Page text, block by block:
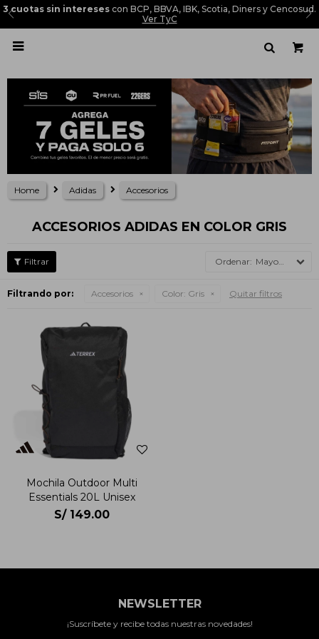
3 cuotas sin intereses con BCP, BBVA, IBK, Scotia, Diners y Cencosud.
Ver TyC

Home Adidas Accesorios
ACCESORIOS ADIDAS EN COLOR GRIS
Mayor precio
Filtrando por: Accesorios Color: Gris Quitar filtros
Mochila Outdoor Multi
Essentials 20L Unisex
S/ 149.00
NEWSLETTER
¡Suscríbete y recibe todas nuestras novedades!